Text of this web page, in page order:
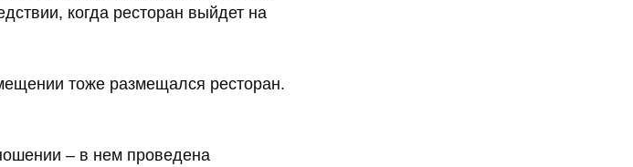
когда ресторан выйдет на
тоже размещался ресторан.
– в нем проведена